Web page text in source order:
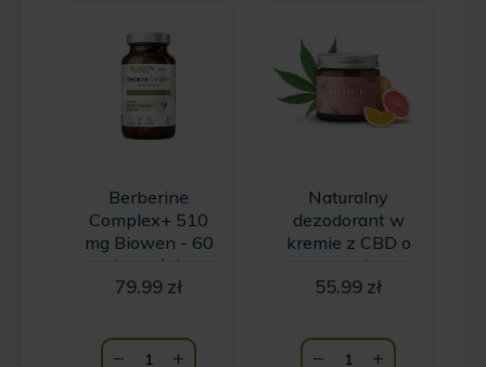
Berberine
Complex+ 510
mg Biowen - 60
kapsułek
79.99 zł
Naturalny
dezodorant w
kremie z CBD o
zapachu
grejpfruta i
HempKing
55.99 zł